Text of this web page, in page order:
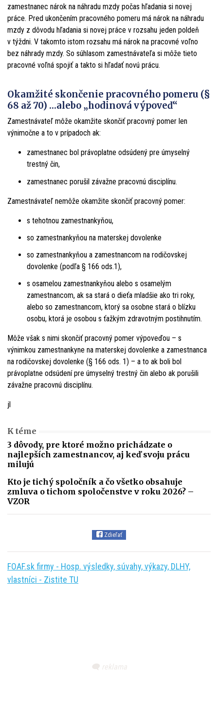
zamestnanec nárok na náhradu mzdy počas hľadania si novej
práce. Pred ukončením pracovného pomeru má nárok na náhradu
mzdy z dôvodu hľadania si novej práce v rozsahu jeden poldeň
v týždni. V takomto istom rozsahu má nárok na pracovné voľno
bez náhrady mzdy. So súhlasom zamestnávateľa si môže tieto
pracovné voľná spojiť a takto si hľadať novú prácu.
Okamžité skončenie pracovného pomeru (§
68 až 70) …alebo „hodinová výpoveď“
Zamestnávateľ môže okamžite skončiť pracovný pomer len
výnimočne a to v prípadoch ak:
zamestnanec bol právoplatne odsúdený pre úmyselný
trestný čin,
zamestnanec porušil závažne pracovnú disciplínu.
Zamestnávateľ nemôže okamžite skončiť pracovný pomer:
s tehotnou zamestnankyňou,
so zamestnankyňou na materskej dovolenke
so zamestnankyňou a zamestnancom na rodičovskej
dovolenke (podľa § 166 ods.1),
s osamelou zamestnankyňou alebo s osamelým
zamestnancom, ak sa stará o dieťa mladšie ako tri roky,
alebo so zamestnancom, ktorý sa osobne stará o blízku
osobu, ktorá je osobou s ťažkým zdravotným postihnutím.
Môže však s nimi skončiť pracovný pomer výpoveďou – s
výnimkou zamestnankyne na materskej dovolenke a zamestnanca
na rodičovskej dovolenke (§ 166 ods. 1) – a to ak boli bol
právoplatne odsúdení pre úmyselný trestný čin alebo ak porušili
závažne pracovnú disciplínu.
jl
K téme
3 dôvody, pre ktoré možno prichádzate o
najlepších zamestnancov, aj keď svoju prácu
milujú
Kto je tichý spoločník a čo všetko obsahuje
zmluva o tichom spoločenstve v roku 2026? –
VZOR
Zdieľať
FOAF.sk firmy - Hosp. výsledky, súvahy, výkazy, DLHY,
vlastníci - Zistite TU